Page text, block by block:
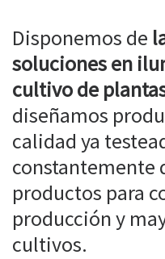
Disponemos de
soluciones en
cultivo de
diseñamos
calidad ya
constantemente
productos para
producción y
cultivos.